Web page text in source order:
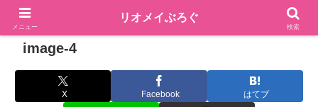
image-4
X Facebook はてブ
メニュー
リオメイぶろぐ
検索